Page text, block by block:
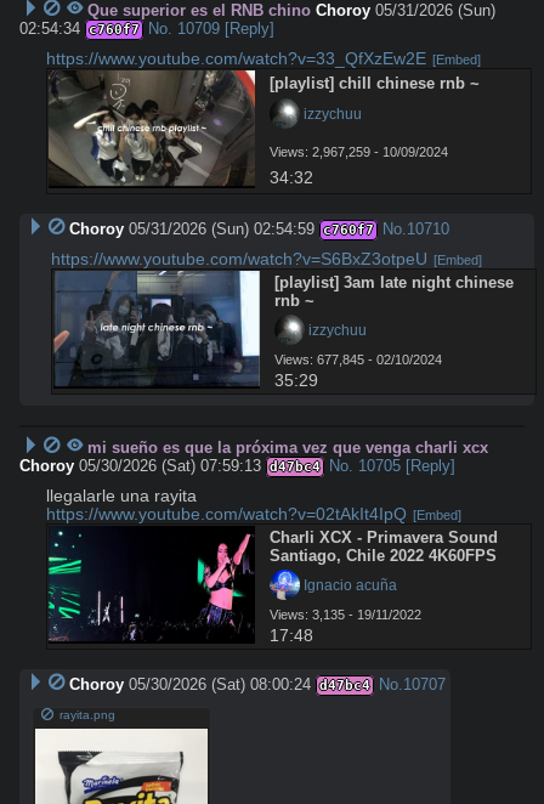
Que superior es el RNB chino Choroy 05/31/2026 (Sun)
02:54:34 c760f7 No. 10709 [Reply]
https://www.youtube.com/watch?v=33_QfXzEw2E [Embed]
[playlist] chill chinese rnb ~
izzychuu
Views: 2,967,259 - 10/09/2024
34:32
Choroy 05/31/2026 (Sun) 02:54:59 c760f7 No.10710
https://www.youtube.com/watch?v=S6BxZ3otpeU [Embed]
[playlist] 3am late night chinese
rnb ~
izzychuu
Views: 677,845 - 02/10/2024
35:29
mi sueño es que la próxima vez que venga charli xcx
Choroy 05/30/2026 (Sat) 07:59:13 d47bc4 No. 10705 [Reply]
https://www.youtube.com/watch?v=02tAkIt4IpQ [Embed]
Charli XCX - Primavera Sound
Santiago, Chile 2022 4K60FPS
Ignacio acuña
Views: 3,135 - 19/11/2022
17:48
Choroy 05/30/2026 (Sat) 08:00:24 d47bc4 No.10707
rayita.png